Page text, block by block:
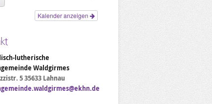
Kalender anzeigen
lutherische
Waldgirmes
5 35633 Lahnau